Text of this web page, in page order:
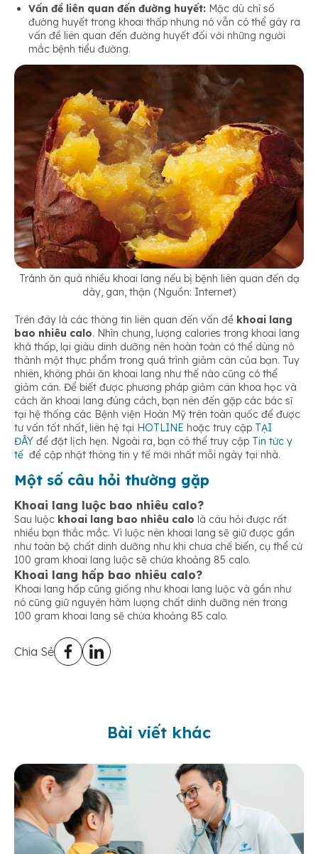
Vấn đề liên quan đến đường huyết: Mặc dù chỉ số
đường huyết trong khoai thấp nhưng nó vẫn có thể gây ra
vấn đề liên quan đến đường huyết đối với những người
mắc bệnh tiểu đường.
Tránh ăn quá nhiều khoai lang nếu bị bệnh liên quan đến dạ
dày, gan, thận (Nguồn: Internet)
Trên đây là các thông tin liên quan đến vấn đề khoai lang
bao nhiêu calo. Nhìn chung, lượng calories trong khoai lang
khá thấp, lại giàu dinh dưỡng nên hoàn toàn có thể dùng nó
thành một thực phẩm trong quá trình giảm cân của bạn. Tuy
nhiên, không phải ăn khoai lang như thế nào cũng có thể
giảm cân. Để biết được phương pháp giảm cân khoa học và
cách ăn khoai lang đúng cách, bạn nên đến gặp các bác sĩ
tại hệ thống các Bệnh viện Hoàn Mỹ trên toàn quốc để được
tư vấn tốt nhất, liên hệ tại HOTLINE hoặc truy cập TẠI
ĐÂY để đặt lịch hẹn. Ngoài ra, bạn có thể truy cập Tin tức y
tế để cập nhật thông tin y tế mới nhất mỗi ngày tại nhà.
Một số câu hỏi thường gặp
Khoai lang luộc bao nhiêu calo?
Sau luộc khoai lang bao nhiêu calo là câu hỏi được rất
nhiều bạn thắc mắc. Vì luộc nên khoai lang sẽ giữ được gần
như toàn bộ chất dinh dưỡng như khi chưa chế biến, cụ thể cứ
100 gram khoai lang luộc sẽ chứa khoảng 85 calo.
Khoai lang hấp bao nhiêu calo?
Khoai lang hấp cũng giống như khoai lang luộc và gần như
nó cũng giữ nguyên hàm lượng chất dinh dưỡng nên trong
100 gram khoai lang sẽ chứa khoảng 85 calo.
Chia Sẻ
Bài viết khác